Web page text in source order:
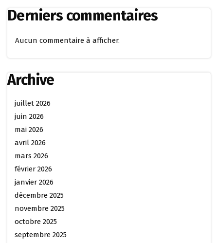
Derniers commentaires
Aucun commentaire à afficher.
Archive
juillet 2026
juin 2026
mai 2026
avril 2026
mars 2026
février 2026
janvier 2026
décembre 2025
novembre 2025
octobre 2025
septembre 2025